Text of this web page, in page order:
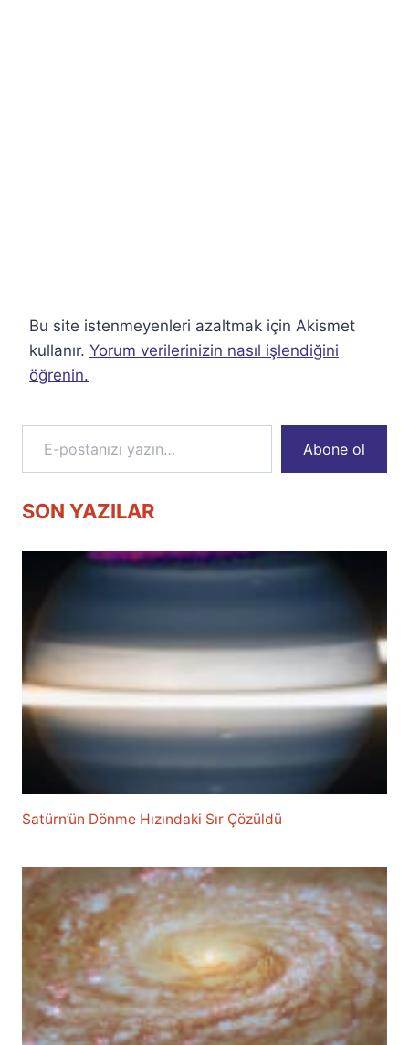
Bu site istenmeyenleri azaltmak için Akismet
kullanır. Yorum verilerinizin nasıl işlendiğini
öğrenin.
E-postanızı yazın…
Abone ol
SON YAZILAR
Satürn’ün Dönme Hızındaki Sır Çözüldü